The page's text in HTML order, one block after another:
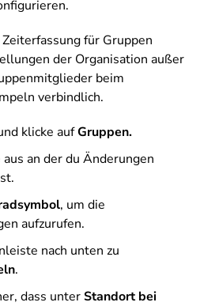
für Gruppen
der Organisation außer
beim
verbindlich.
klicke aufGruppen.
an der du Änderungen
, um die
aufzurufen.
nach unten zu
.
dass unterStandort bei